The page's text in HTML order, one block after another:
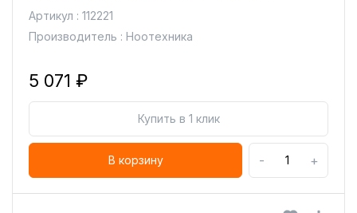
Артикул : 112221
Производитель : Ноотехника
5 071 ₽
Купить в 1 клик
В корзину - +